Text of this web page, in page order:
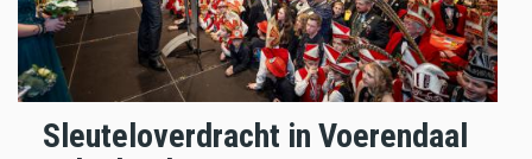
Sleuteloverdracht in Voerendaal